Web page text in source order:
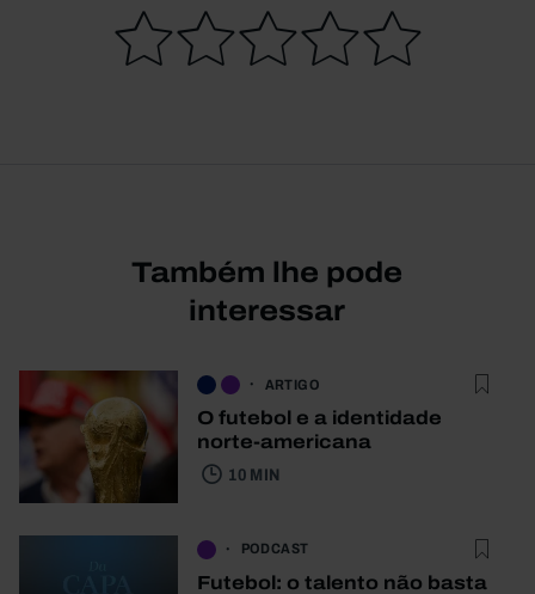
Também lhe pode
interessar
ARTIGO
O futebol e a identidade
norte-americana
10 MIN
PODCAST
Futebol: o talento não basta